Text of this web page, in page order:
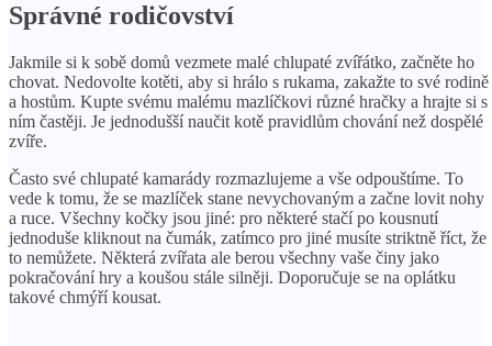
Správné rodičovství
Jakmile si k sobě domů vezmete malé chlupaté zvířátko, začněte ho
chovat. Nedovolte kotěti, aby si hrálo s rukama, zakažte to své rodině
a hostům. Kupte svému malému mazlíčkovi různé hračky a hrajte si s
ním častěji. Je jednodušší naučit kotě pravidlům chování než dospělé
zvíře.
Často své chlupaté kamarády rozmazlujeme a vše odpouštíme. To
vede k tomu, že se mazlíček stane nevychovaným a začne lovit nohy
a ruce. Všechny kočky jsou jiné: pro některé stačí po kousnutí
jednoduše kliknout na čumák, zatímco pro jiné musíte striktně říct, že
to nemůžete. Některá zvířata ale berou všechny vaše činy jako
pokračování hry a koušou stále silněji. Doporučuje se na oplátku
takové chmýří kousat.